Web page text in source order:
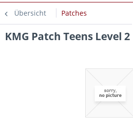
Übersicht Patches
KMG Patch Teens Level 2